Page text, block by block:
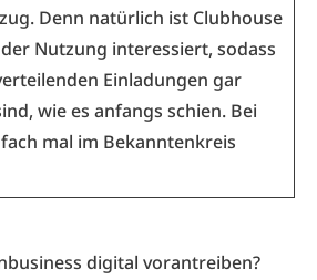
Denn natürlich ist Clubhouse
Nutzung interessiert, sodass
Einladungen gar
wie es anfangs schien. Bei
mal im Bekanntenkreis
digital vorantreiben?